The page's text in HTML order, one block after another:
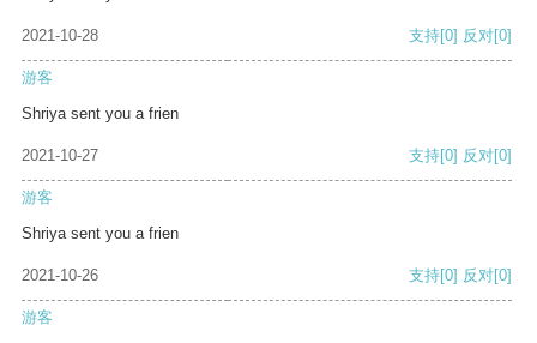
2021-10-28 支持[0] 反对[0]
游客
Shriya sent you a frien
2021-10-27 支持[0] 反对[0]
游客
Shriya sent you a frien
2021-10-26 支持[0] 反对[0]
游客